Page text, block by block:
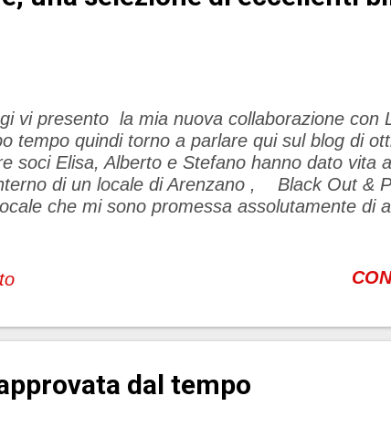
vi presento la mia nuova collaborazione con
tempo quindi torno a parlare qui sul blog di
soci Elisa, Alberto e Stefano hanno dato vita
di un locale di Arenzano , Black Out &
che mi sono promessa assolutamente di
ognuna con delle caratteristiche ben
orgogliosa di questa bellissima
ambrata doppio malto, ipa rossa, castagna,
winter . Le birre ...
dal tempo